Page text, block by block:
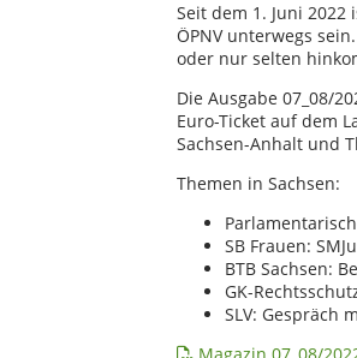
Seit dem 1. Juni
ÖPNV unterwegs
oder nur selten
Die Ausgabe 07_08/
Euro-Ticket auf dem
Sachsen-Anhalt und
Themen in Sachsen:
SB Frauen:
BTB Sachsen:
GK-
SLV: Gespräch